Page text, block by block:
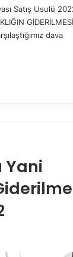
Satış Usulü
GİDERİLMESİ
dava
Yani